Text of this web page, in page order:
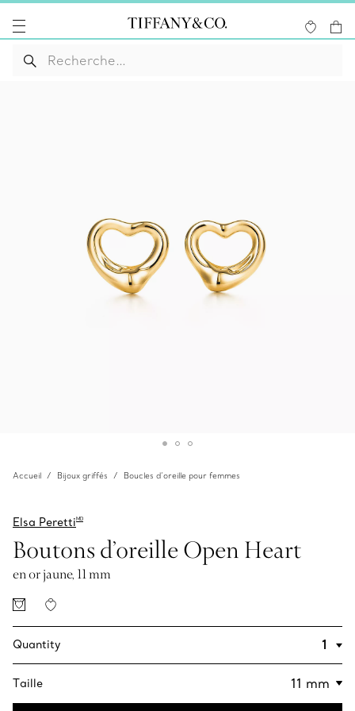
Accueil Bijoux griffés Boucles d’oreille pour femmes
Elsa PerettiMD
Boutons d’oreille Open‎ Heart
en or jaune, 11 mm
Quantity
Taille